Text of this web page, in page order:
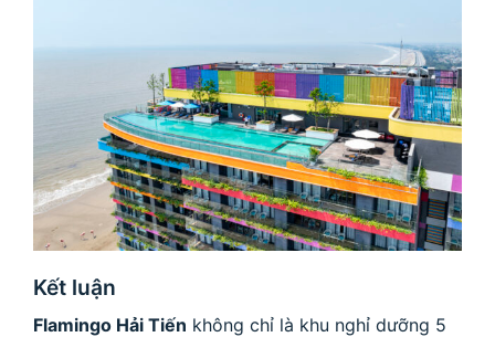
Kết luận
Flamingo Hải Tiến không chỉ là khu nghỉ dưỡng 5